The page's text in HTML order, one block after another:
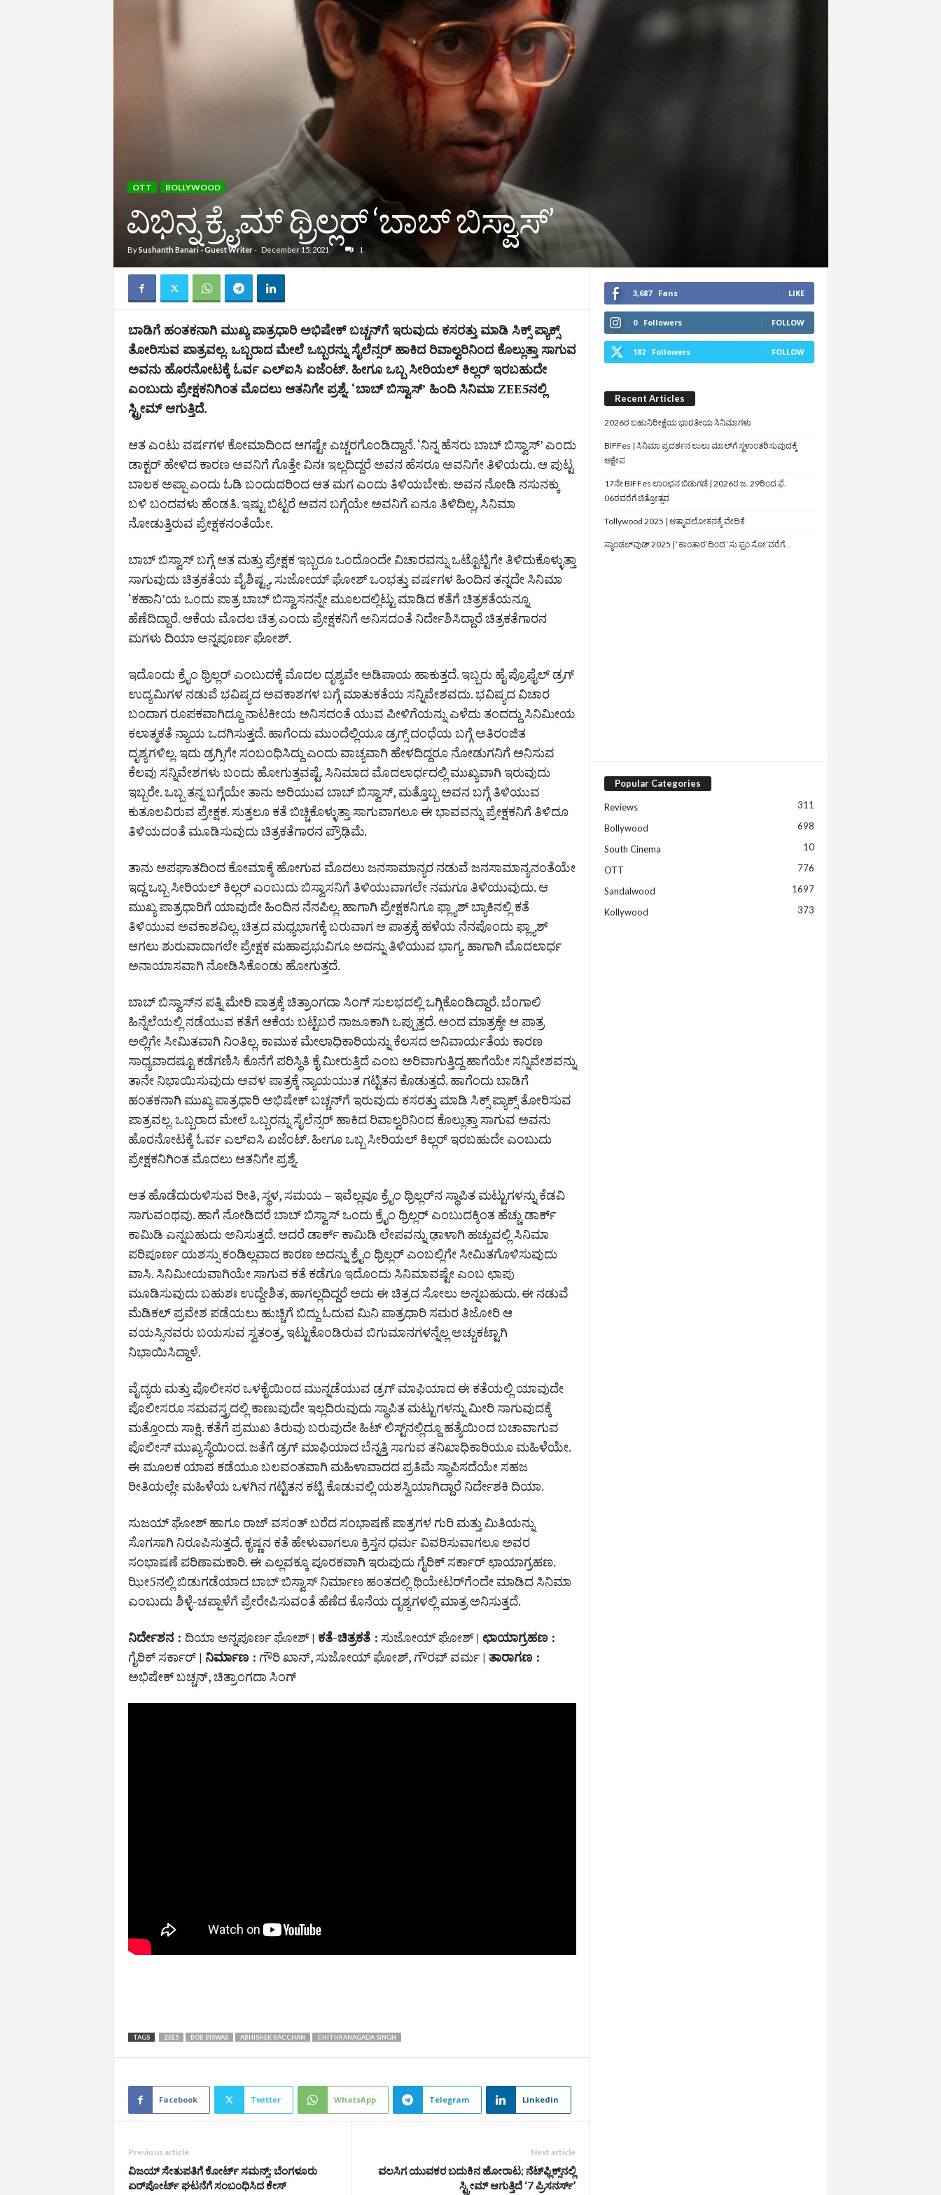
OTT BOLLYWOOD
ವಿಭಿನ್ನ ಕ್ರೈಮ್ ಥ್ರಿಲ್ಲರ್ ‘ಬಾಬ್ ಬಿಸ್ವಾಸ್’
BySushanth Banari - Guest Writer- December 15, 2021 1
ಬಾಡಿಗೆ ಹಂತಕನಾಗಿ ಮುಖ್ಯ ಪಾತ್ರಧಾರಿ ಅಭಿಷೇಕ್ ಬಚ್ಚನ್‌ಗೆ ಇರುವುದು ಕಸರತ್ತು ಮಾಡಿ ಸಿಕ್ಸ್ ಪ್ಯಾಕ್ಸ್
ತೋರಿಸುವ ಪಾತ್ರವಲ್ಲ‌. ಒಬ್ಬರಾದ ಮೇಲೆ ಒಬ್ಬರನ್ನು ಸೈಲೆನ್ಸರ್ ಹಾಕಿದ ರಿವಾಲ್ವರಿನಿಂದ ಕೊಲ್ಲುತ್ತಾ ಸಾಗುವ
ಅವನು ಹೊರನೋಟಕ್ಕೆ ಓರ್ವ ಎಲ್‌ಐಸಿ ಏಜೆಂಟ್. ಹೀಗೂ ಒಬ್ಬ ಸೀರಿಯಲ್ ಕಿಲ್ಲರ್ ಇರಬಹುದೇ
ಎಂಬುದು ಪ್ರೇಕ್ಷಕನಿಗಿಂತ ಮೊದಲು ಆತನಿಗೇ ಪ್ರಶ್ನೆ. ‘ಬಾಬ್ ಬಿಸ್ವಾಸ್’ ಹಿಂದಿ ಸಿನಿಮಾ ZEE5ನಲ್ಲಿ
ಸ್ಟ್ರೀಮ್‌ ಆಗುತ್ತಿದೆ.
ಆತ ಎಂಟು ವರ್ಷಗಳ ಕೋಮಾದಿಂದ ಆಗಷ್ಟೇ ಎಚ್ಚರಗೊಂಡಿದ್ದಾನೆ. ‘ನಿನ್ನ ಹೆಸರು ಬಾಬ್ ಬಿಸ್ವಾಸ್’ ಎಂದು
ಡಾಕ್ಟರ್ ಹೇಳಿದ ಕಾರಣ ಅವನಿಗೆ ಗೊತ್ತೇ ವಿನಃ ಇಲ್ಲದಿದ್ದರೆ ಅವನ ಹೆಸರೂ ಅವನಿಗೇ ತಿಳಿಯದು. ಆ ಪುಟ್ಟ
ಬಾಲಕ ಅಪ್ಪಾ ಎಂದು ಓಡಿ ಬಂದುದರಿಂದ ಆತ ಮಗ ಎಂದು ತಿಳಿಯಬೇಕು. ಅವನ ನೋಡಿ ನಸುನಕ್ಕು
ಬಳಿ ಬಂದವಳು ಹೆಂಡತಿ. ಇಷ್ಟು ಬಿಟ್ಟರೆ ಅವನ ಬಗ್ಗೆಯೇ ಅವನಿಗೆ ಏನೂ ತಿಳಿದಿಲ್ಲ, ಸಿನಿಮಾ
ನೋಡುತ್ತಿರುವ ಪ್ರೇಕ್ಷಕನಂತೆಯೇ.
ಬಾಬ್ ಬಿಸ್ವಾಸ್ ಬಗ್ಗೆ ಆತ ಮತ್ತು ಪ್ರೇಕ್ಷಕ ಇಬ್ಬರೂ ಒಂದೊಂದೇ ವಿಚಾರವನ್ನು ಒಟ್ಟೊಟ್ಟಿಗೇ ತಿಳಿದುಕೊಳ್ಳುತ್ತಾ
ಸಾಗುವುದು ಚಿತ್ರಕತೆಯ ವೈಶಿಷ್ಟ್ಯ. ಸುಜೋಯ್ ಘೋಶ್ ಒಂಭತ್ತು ವರ್ಷಗಳ ಹಿಂದಿನ ತನ್ನದೇ ಸಿನಿಮಾ
‘ಕಹಾನಿ’ಯ ಒಂದು ಪಾತ್ರ ಬಾಬ್ ಬಿಸ್ವಾಸನನ್ನೇ ಮೂಲದಲ್ಲಿಟ್ಟು ಮಾಡಿದ ಕತೆಗೆ ಚಿತ್ರಕತೆಯನ್ನೂ
ಹೆಣೆದಿದ್ದಾರೆ. ಆಕೆಯ ಮೊದಲ ಚಿತ್ರ ಎಂದು ಪ್ರೇಕ್ಷಕನಿಗೆ ಅನಿಸದಂತೆ ನಿರ್ದೇಶಿಸಿದ್ದಾರೆ ಚಿತ್ರಕತೆಗಾರನ
ಮಗಳು ದಿಯಾ ಅನ್ನಪೂರ್ಣ ಘೋಶ್.
ಇದೊಂದು ಕ್ರೈಂ ಥ್ರಿಲ್ಲರ್ ಎಂಬುದಕ್ಕೆ ಮೊದಲ ದೃಶ್ಯವೇ ಅಡಿಪಾಯ ಹಾಕುತ್ತದೆ. ಇಬ್ಬರು ಹೈ ಪ್ರೊಫೈಲ್ ಡ್ರಗ್
ಉದ್ಯಮಿಗಳ ನಡುವೆ ಭವಿಷ್ಯದ ಅವಕಾಶಗಳ ಬಗ್ಗೆ ಮಾತುಕತೆಯ ಸನ್ನಿವೇಶವದು. ಭವಿಷ್ಯದ ವಿಚಾರ
ಬಂದಾಗ ರೂಪಕವಾಗಿದ್ದೂ ನಾಟಕೀಯ ಅನಿಸದಂತೆ ಯುವ ಪೀಳಿಗೆಯನ್ನು ಎಳೆದು ತಂದದ್ದು ಸಿನಿಮೀಯ
ಕಲಾತ್ಮಕತೆ ನ್ಯಾಯ ಒದಗಿಸುತ್ತದೆ. ಹಾಗೆಂದು ಮುಂದೆಲ್ಲಿಯೂ ಡ್ರಗ್ಸ್ ದಂಧೆಯ ಬಗ್ಗೆ ಅತಿರಂಜಿತ
ದೃಶ್ಯಗಳಿಲ್ಲ. ಇದು ಡ್ರಗ್ಸಿಗೇ ಸಂಬಂಧಿಸಿದ್ದು ಎಂದು ವಾಚ್ಯವಾಗಿ ಹೇಳದಿದ್ದರೂ ನೋಡುಗನಿಗೆ ಅನಿಸುವ
ಕೆಲವು ಸನ್ನಿವೇಶಗಳು ಬಂದು ಹೋಗುತ್ತವಷ್ಟೆ. ಸಿನಿಮಾದ ಮೊದಲಾರ್ಧದಲ್ಲಿ ಮುಖ್ಯವಾಗಿ ಇರುವುದು
ಇಬ್ಬರೇ. ಒಬ್ಬ ತನ್ನ ಬಗ್ಗೆಯೇ ತಾನು ಅರಿಯುವ ಬಾಬ್ ಬಿಸ್ವಾಸ್, ಮತ್ತೊಬ್ಬ ಅವನ ಬಗ್ಗೆ ತಿಳಿಯುವ
ಕುತೂಲವಿರುವ ಪ್ರೇಕ್ಷಕ. ಸುತ್ತಲೂ ಕತೆ ಬಿಚ್ಚಿಕೊಳ್ಳುತ್ತಾ ಸಾಗುವಾಗಲೂ ಈ ಭಾವವನ್ನು ಪ್ರೇಕ್ಷಕನಿಗೆ ತಿಳಿದೂ
ತಿಳಿಯದಂತೆ ಮೂಡಿಸುವುದು ಚಿತ್ರಕತೆಗಾರನ ಪ್ರೌಢಿಮೆ.
ತಾನು ಅಪಘಾತದಿಂದ ಕೋಮಾಕ್ಕೆ ಹೋಗುವ ಮೊದಲು ಜನಸಾಮಾನ್ಯರ ನಡುವೆ ಜನಸಾಮಾನ್ಯನಂತೆಯೇ
ಇದ್ದ ಒಬ್ಬ ಸೀರಿಯಲ್ ಕಿಲ್ಲರ್ ಎಂಬುದು ಬಿಸ್ವಾಸನಿಗೆ ತಿಳಿಯುವಾಗಲೇ ನಮಗೂ ತಿಳಿಯುವುದು. ಆ
ಮುಖ್ಯ ಪಾತ್ರಧಾರಿಗೆ ಯಾವುದೇ ಹಿಂದಿನ ನೆನಪಿಲ್ಲ. ಹಾಗಾಗಿ ಪ್ರೇಕ್ಷಕನಿಗೂ ಫ್ಲ್ಯಾಶ್‌‌‌‌ ಬ್ಯಾಕಿನಲ್ಲಿ ಕತೆ
ತಿಳಿಯುವ ಅವಕಾಶವಿಲ್ಲ. ಚಿತ್ರದ ಮಧ್ಯಭಾಗಕ್ಕೆ ಬರುವಾಗ ಆ ಪಾತ್ರಕ್ಕೆ ಹಳೆಯ ನೆನಪೊಂದು ಫ್ಲ್ಯಾಶ್‌‌‌
ಆಗಲು ಶುರುವಾದಾಗಲೇ ಪ್ರೇಕ್ಷಕ ಮಹಾಪ್ರಭುವಿಗೂ ಅದನ್ನು ತಿಳಿಯುವ ಭಾಗ್ಯ. ಹಾಗಾಗಿ ಮೊದಲಾರ್ಧ
ಅನಾಯಾಸವಾಗಿ ನೋಡಿಸಿಕೊಂಡು ಹೋಗುತ್ತದೆ.
ಬಾಬ್ ಬಿಸ್ವಾಸ್‌ನ ಪತ್ನಿ ಮೇರಿ ಪಾತ್ರಕ್ಕೆ ಚಿತ್ರಾಂಗದಾ ಸಿಂಗ್ ಸುಲಭದಲ್ಲಿ ಒಗ್ಗಿಕೊಂಡಿದ್ದಾರೆ. ಬೆಂಗಾಲಿ
ಹಿನ್ನೆಲೆಯಲ್ಲಿ ನಡೆಯುವ ಕತೆಗೆ ಆಕೆಯ ಬಟ್ಟೆಬರೆ ನಾಜೂಕಾಗಿ ಒಪ್ಪುತ್ತದೆ. ಅಂದ ಮಾತ್ರಕ್ಕೇ ಆ ಪಾತ್ರ
ಅಲ್ಲಿಗೇ ಸೀಮಿತವಾಗಿ ನಿಂತಿಲ್ಲ. ಕಾಮುಕ ಮೇಲಾಧಿಕಾರಿಯನ್ನು ಕೆಲಸದ ಅನಿವಾರ್ಯತೆಯ ಕಾರಣ
ಸಾಧ್ಯವಾದಷ್ಟೂ ಕಡೆಗಣಿಸಿ ಕೊನೆಗೆ ಪರಿಸ್ಥಿತಿ ಕೈ ಮೀರುತ್ತಿದೆ ಎಂಬ ಅರಿವಾಗುತ್ತಿದ್ದ ಹಾಗೆಯೇ‌ ಸನ್ನಿವೇಶವನ್ನು
ತಾನೇ ನಿಭಾಯಿಸುವುದು ಅವಳ ಪಾತ್ರಕ್ಕೆ ನ್ಯಾಯಯುತ ಗಟ್ಟಿತನ ಕೊಡುತ್ತದೆ. ಹಾಗೆಂದು ಬಾಡಿಗೆ
ಹಂತಕನಾಗಿ ಮುಖ್ಯ ಪಾತ್ರಧಾರಿ ಅಭಿಷೇಕ್ ಬಚ್ಚನ್‌ಗೆ ಇರುವುದು ಕಸರತ್ತು ಮಾಡಿ ಸಿಕ್ಸ್ ಪ್ಯಾಕ್ಸ್ ತೋರಿಸುವ
ಪಾತ್ರವಲ್ಲ‌. ಒಬ್ಬರಾದ ಮೇಲೆ ಒಬ್ಬರನ್ನು ಸೈಲೆನ್ಸರ್ ಹಾಕಿದ ರಿವಾಲ್ವರಿನಿಂದ ಕೊಲ್ಲುತ್ತಾ ಸಾಗುವ ಅವನು
ಹೊರನೋಟಕ್ಕೆ ಓರ್ವ ಎಲ್‌ಐಸಿ ಏಜೆಂಟ್. ಹೀಗೂ ಒಬ್ಬ ಸೀರಿಯಲ್ ಕಿಲ್ಲರ್ ಇರಬಹುದೇ ಎಂಬುದು
ಪ್ರೇಕ್ಷಕನಿಗಿಂತ ಮೊದಲು ಆತನಿಗೇ ಪ್ರಶ್ನೆ.
ಆತ ಹೊಡೆದುರುಳಿಸುವ ರೀತಿ, ಸ್ಥಳ, ಸಮಯ‌ – ಇವೆಲ್ಲವೂ ಕ್ರೈಂ ಥ್ರಿಲ್ಲರ್‌ನ ಸ್ಥಾಪಿತ ಮಟ್ಟುಗಳನ್ನು ಕೆಡವಿ
ಸಾಗುವಂಥವು. ಹಾಗೆ ನೋಡಿದರೆ ಬಾಬ್ ಬಿಸ್ವಾಸ್ ಒಂದು ಕ್ರೈಂ ಥ್ರಿಲ್ಲರ್ ಎಂಬುದಕ್ಕಿಂತ ಹೆಚ್ಚು ಡಾರ್ಕ್
ಕಾಮಿಡಿ ಎನ್ನಬಹುದು ಅನಿಸುತ್ತದೆ. ಆದರೆ ಡಾರ್ಕ್ ಕಾಮಿಡಿ ಲೇಪವನ್ನು ಢಾಳಾಗಿ ಹಚ್ಚುವಲ್ಲಿ ಸಿನಿಮಾ
ಪರಿಪೂರ್ಣ ಯಶಸ್ಸು ಕಂಡಿಲ್ಲವಾದ ಕಾರಣ ಅದನ್ನು ಕ್ರೈಂ ಥ್ರಿಲ್ಲರ್ ಎಂಬಲ್ಲಿಗೇ ಸೀಮಿತಗೊಳಿಸುವುದು
ವಾಸಿ. ಸಿನಿಮೀಯವಾಗಿಯೇ ಸಾಗುವ ಕತೆ ಕಡೆಗೂ ಇದೊಂದು ಸಿನಿಮಾವಷ್ಟೇ ಎಂಬ ಛಾಪು
ಮೂಡಿಸುವುದು ಬಹುಶಃ ಉದ್ದೇಶಿತ, ಹಾಗಲ್ಲದಿದ್ದರೆ ಅದು ಈ ಚಿತ್ರದ ಸೋಲು ಅನ್ನಬಹುದು. ಈ ನಡುವೆ
ಮೆಡಿಕಲ್‌ ಪ್ರವೇಶ ಪಡೆಯಲು ಹುಚ್ಚಿಗೆ ಬಿದ್ದು ಓದುವ ಮಿನಿ ಪಾತ್ರಧಾರಿ ಸಮರ ತಿಜೋರಿ ಆ
ವಯಸ್ಸಿನವರು ಬಯಸುವ ಸ್ವತಂತ್ರ, ಇಟ್ಟುಕೊಂಡಿರುವ ಬಿಗುಮಾನಗಳನ್ನೆಲ್ಲ ಅಚ್ಚುಕಟ್ಟಾಗಿ
ನಿಭಾಯಿಸಿದ್ದಾಳೆ.
ವೈದ್ಯರು ಮತ್ತು ಪೊಲೀಸರ ಒಳಕೈಯಿಂದ ಮುನ್ನಡೆಯುವ ಡ್ರಗ್ ಮಾಫಿಯಾದ ಈ ಕತೆಯಲ್ಲಿ ಯಾವುದೇ
ಪೊಲೀಸರೂ ಸಮವಸ್ತ್ರದಲ್ಲಿ ಕಾಣುವುದೇ ಇಲ್ಲದಿರುವುದು ಸ್ಥಾಪಿತ ಮಟ್ಟುಗಳನ್ನು ಮೀರಿ ಸಾಗುವುದಕ್ಕೆ
ಮತ್ತೊಂದು ಸಾಕ್ಷಿ. ಕತೆಗೆ ಪ್ರಮುಖ ತಿರುವು ಬರುವುದೇ ಹಿಟ್ ಲಿಸ್ಟ್‌ನಲ್ಲಿದ್ದೂ ಹತ್ಯೆಯಿಂದ ಬಚಾವಾಗುವ
ಪೊಲೀಸ್ ಮುಖ್ಯಸ್ಥೆಯಿಂದ. ಜತೆಗೆ ಡ್ರಗ್ ಮಾಫಿಯಾದ ಬೆನ್ನತ್ತಿ ಸಾಗುವ ತನಿಖಾಧಿಕಾರಿಯೂ ಮಹಿಳೆಯೇ.
ಈ ಮೂಲಕ ಯಾವ ಕಡೆಯೂ ಬಲವಂತವಾಗಿ ಮಹಿಳಾವಾದದ ಪ್ರತಿಮೆ ಸ್ಥಾಪಿಸದೆಯೇ ಸಹಜ
ರೀತಿಯಲ್ಲೇ ಮಹಿಳೆಯ ಒಳಗಿನ ಗಟ್ಟಿತನ ಕಟ್ಟಿ ಕೊಡುವಲ್ಲಿ ಯಶಸ್ವಿಯಾಗಿದ್ದಾರೆ ನಿರ್ದೇಶಕಿ ದಿಯಾ.
ಸುಜಯ್ ಘೋಶ್ ಹಾಗೂ ರಾಜ್ ವಸಂತ್ ಬರೆದ ಸಂಭಾಷಣೆ ಪಾತ್ರಗಳ ಗುರಿ ಮತ್ತು ಮಿತಿಯನ್ನು
ಸೊಗಸಾಗಿ ನಿರೂಪಿಸುತ್ತದೆ. ಕೃಷ್ಣನ ಕತೆ ಹೇಳುವಾಗಲೂ ಕ್ರಿಸ್ತನ ಧರ್ಮ ವಿವರಿಸುವಾಗಲೂ ಅವರ
ಸಂಭಾಷಣೆ ಪರಿಣಾಮಕಾರಿ. ಈ ಎಲ್ಲವಕ್ಕೂ ಪೂರಕವಾಗಿ ಇರುವುದು ಗೈರಿಕ್ ಸರ್ಕಾರ್ ಛಾಯಾಗ್ರಹಣ.
ಝೀ5ನಲ್ಲಿ ಬಿಡುಗಡೆಯಾದ ಬಾಬ್ ಬಿಸ್ವಾಸ್ ನಿರ್ಮಾಣ ಹಂತದಲ್ಲಿ ಥಿಯೇಟರ್‌ಗೆಂದೇ ಮಾಡಿದ ಸಿನಿಮಾ
ಎಂಬುದು ಶಿಳ್ಳೆ-ಚಪ್ಪಾಳೆಗೆ ಪ್ರೇರೇಪಿಸುವಂತೆ ಹೆಣೆದ ಕೊನೆಯ ದೃಶ್ಯಗಳಲ್ಲಿ ಮಾತ್ರ ಅನಿಸುತ್ತದೆ.
ನಿರ್ದೇಶನ : ದಿಯಾ ಅನ್ನಪೂರ್ಣ ಘೋಶ್| ಕತೆ-ಚಿತ್ರಕತೆ : ಸುಜೋಯ್ ಘೋಶ್| ಛಾಯಾಗ್ರಹಣ :
ಗೈರಿಕ್ ಸರ್ಕಾರ್ | ನಿರ್ಮಾಣ : ಗೌರಿ ಖಾನ್, ಸುಜೋಯ್ ಘೋಶ್, ಗೌರವ್ ವರ್ಮ | ತಾರಾಗಣ :
ಅಭಿಷೇಕ್ ಬಚ್ಚನ್, ಚಿತ್ರಾಂಗದಾ ಸಿಂಗ್
TAGS ZEE5 BOB BISWAS ABHISHEK BACCHAN CHITHRANAGADA SINGH
Facebook Twitter WhatsApp Telegram Linkedin
Previous article
ವಿಜಯ್‌ ಸೇತುಪತಿಗೆ ಕೋರ್ಟ್‌ ಸಮನ್ಸ್‌; ಬೆಂಗಳೂರು
ಏರ್‌ಪೋರ್ಟ್‌ ಘಟನೆಗೆ ಸಂಬಂಧಿಸಿದ ಕೇಸ್‌
Next article
ವಲಸಿಗ ಯುವಕರ ಬದುಕಿನ ಹೋರಾಟ; ನೆಟ್‌ಫ್ಲಿಕ್ಸ್‌ನಲ್ಲಿ
ಸ್ಟ್ರೀಮ್‌ ಆಗುತ್ತಿದೆ ‘7 ಪ್ರಿಸನರ್ಸ್‌’
3,687 Fans LIKE
0 Followers FOLLOW
182 Followers FOLLOW
Recent Articles
2026ರ ಬಹುನಿರೀಕ್ಷೆಯ ಭಾರತೀಯ ಸಿನಿಮಾಗಳು
BIFFes | ಸಿನಿಮಾ ಪ್ರದರ್ಶನ ಲುಲು ಮಾಲ್‌ಗೆ ಸ್ಥಳಾಂತರಿಸುವುದಕ್ಕೆ
ಆಕ್ಷೇಪ
17ನೇ BIFFes ಲಾಂಛನ ಬಿಡುಗಡೆ | 2026ರ ಜ. 29ರಿಂದ ಫೆ.
06ರವರೆಗೆ ಚಿತ್ರೋತ್ಸವ
Tollywood 2025 | ಆತ್ಮಾವಲೋಕನಕ್ಕೆ ವೇದಿಕೆ
ಸ್ಯಾಂಡಲ್‌ವುಡ್‌ 2025 | ‘ಕಾಂತಾರ’ದಿಂದ ‘ಸು ಫ್ರಂ ಸೋ’ವರೆಗೆ…
Popular Categories
Reviews 311
Bollywood 698
South Cinema 10
OTT 776
Sandalwood 1697
Kollywood 373